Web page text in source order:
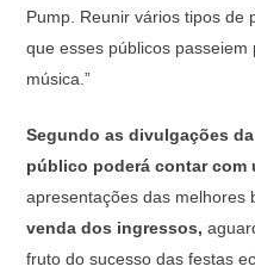
Pump. Reunir vários tipos de
que esses públicos
música.”
Segundo as divulgações
público poderá contar com
apresentações das melhores
venda dos ingressos,
fruto do sucesso das festas